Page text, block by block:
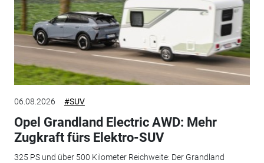
06.08.2026 #SUV
Opel Grandland Electric AWD: Mehr
Zugkraft fürs Elektro-SUV
325 PS und über 500 Kilometer Reichweite: Der Grandland